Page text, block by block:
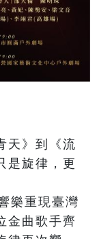
天》到《流
是旋律，更
樂重現臺灣
金曲歌手齊